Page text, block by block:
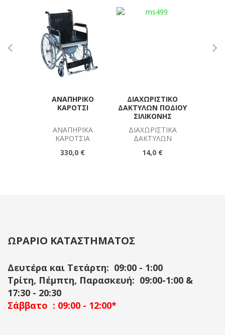
ΑΝΑΠΗΡΙΚΌ
ΚΑΡΌΤΣΙ
ΑΝΑΠΗΡΙΚΆ
ΚΑΡΌΤΣΙΑ
330,0 €
ΔΙΑΧΩΡΙΣΤΙΚΌ
ΔΑΚΤΎΛΩΝ ΠΟΔΙΟΎ
ΣΙΛΙΚΌΝΗΣ
ΔΙΑΧΩΡΙΣΤΙΚΆ
ΔΑΚΤΎΛΩΝ
14,0 €
ΩΡΑΡΙΟ ΚΑΤΑΣΤΗΜΑΤΟΣ
Δευτέρα και Τετάρτη: 09:00 - 1:00
Τρίτη, Πέμπτη, Παρασκευή: 09:00-1:00 &
17:30 - 20:30
Σάββατο : 09:00 - 12:00*